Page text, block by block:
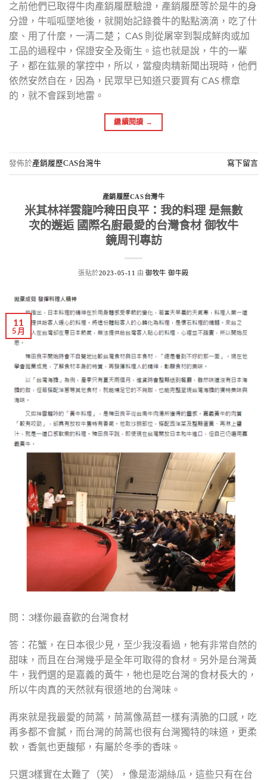
之前他們已取得牛肉產銷履歷驗證，產銷履歷等於是牛的身
分證，牛呱呱墜地後，就開始記錄養牛的點點滴滴，吃了什
麼、用了什麼，一清二楚； CAS 則從屠宰到製成鮮肉或加
工品的過程中，保證安全及衛生。這也就是說，牛的一輩
子，都在鈜景的掌控中，所以，當瘦肉精新聞出現時，他們
依然安然自在，因為，民眾早已知道只要買有 CAS 標章
的，就不會踩到地雷。
繼續閱讀 →
發佈於產銷履歷CAS台灣牛 寫下留言
產銷履歷CAS台灣牛
米其林祥雲龍吟稗田良平：我的料理 是無數
次的邂逅 國際名廚最愛的台灣食材 御牧牛
鏡周刊專訪
張貼於2023-05-11 由御牧牛 御牛殿
11
5 月
問：3樣你最喜歡的台灣食材
答：花蟹，在日本很少見，至少我沒看過，牠有非常自然的
甜味，而且在台灣幾乎是全年可取得的食材。另外是台灣黃
牛，我們選的是嘉義的黃牛，牠也是吃台灣的食材長大的，
所以牛肉真的天然就有很道地的台灣味。
再來就是我最愛的茼蒿，茼蒿像萵苣一樣有清脆的口感，吃
再多都不會膩，而台灣的茼蒿也很有台灣獨特的味道，更柔
軟，香氣也更馥郁，有屬於冬季的香味。
只選3樣實在太難了（笑），像是澎湖絲瓜，這些只有在台